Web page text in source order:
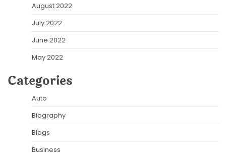
August 2022
July 2022
June 2022
May 2022
Categories
Auto
Biography
Blogs
Business